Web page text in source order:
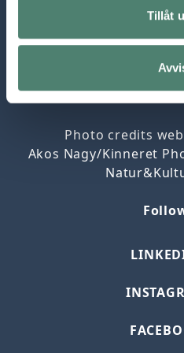
Tillåt
PAIDEIA
Photo credits
Akos Nagy/Kinneret